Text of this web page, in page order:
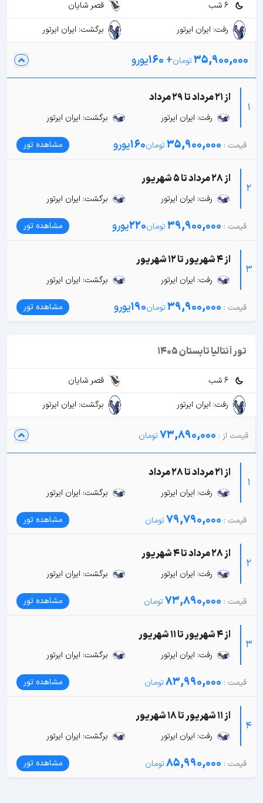
6 شب
قصر شایان
رفت: ایران ایرتور
برگشت: ایران ایرتور
35,900,000
+
160یورو
1
از 21 مرداد تا 29 مرداد
رفت: ایران ایرتور برگشت: ایران ایرتور
35,900,000
160یورو مشاهده تور
2
از 28 مرداد تا 5 شهریور
رفت: ایران ایرتور برگشت: ایران ایرتور
39,900,000
220یورو مشاهده تور
3
از 4 شهریور تا 12 شهریور
رفت: ایران ایرتور برگشت: ایران ایرتور
39,900,000
190یورو مشاهده تور
تور آنتالیا تابستان 1405
6 شب
قصر شایان
رفت: ایران ایرتور
برگشت: ایران ایرتور
73,890,000
1
از 21 مرداد تا 28 مرداد
رفت: ایران ایرتور برگشت: ایران ایرتور
79,790,000 مشاهده تور
2
از 28 مرداد تا 4 شهریور
رفت: ایران ایرتور برگشت: ایران ایرتور
73,890,000 مشاهده تور
3
از 4 شهریور تا 11 شهریور
رفت: ایران ایرتور برگشت: ایران ایرتور
83,990,000 مشاهده تور
4
از 11 شهریور تا 18 شهریور
رفت: ایران ایرتور برگشت: ایران ایرتور
85,990,000 مشاهده تور